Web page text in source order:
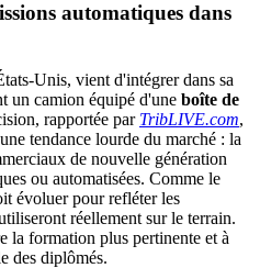
automatiques dans
Unis, vient d'intégrer dans sa
un camion équipé d'une boîte de
rapportée par TribLIVE.com,
tendance lourde du marché : la
de nouvelle génération
ou automatisées. Comme le
évoluer pour refléter les
réellement sur le terrain.
la formation plus pertinente et à
des diplômés.